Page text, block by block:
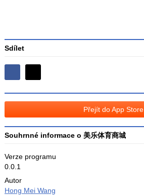
Sdílet
Sdílejte
na
Facebooku
na
Přejít do App Store
Souhrnné informace o 美乐体育商城
Verze programu
0.0.1
Autor
Hong Mei Wang